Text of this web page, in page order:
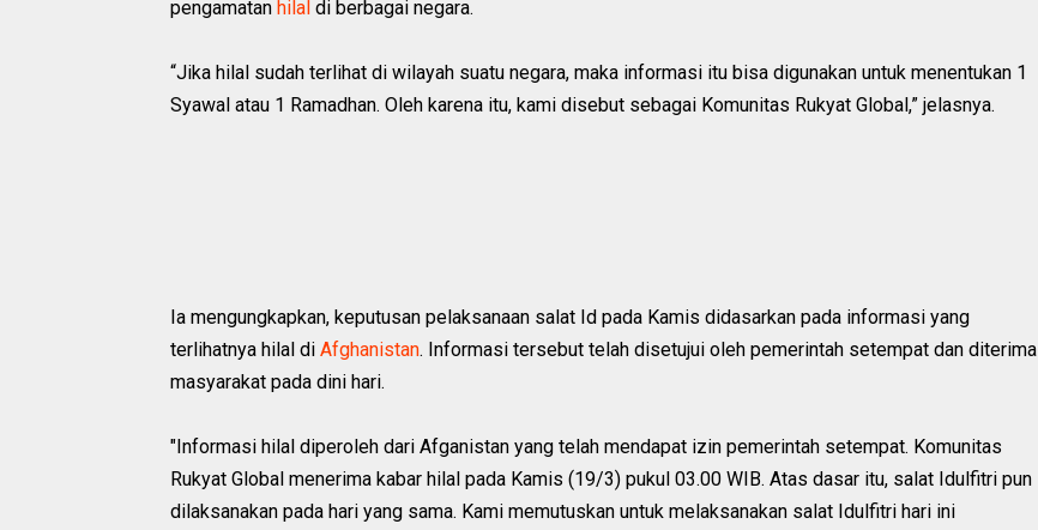
pengamatan hilal di berbagai negara.
“Jika hilal sudah terlihat di wilayah suatu negara, maka informasi itu bisa digunakan untuk menentukan 1
Syawal atau 1 Ramadhan. Oleh karena itu, kami disebut sebagai Komunitas Rukyat Global,” jelasnya.
Ia mengungkapkan, keputusan pelaksanaan salat Id pada Kamis didasarkan pada informasi yang
terlihatnya hilal di Afghanistan. Informasi tersebut telah disetujui oleh pemerintah setempat dan diterima
masyarakat pada dini hari.
"Informasi hilal diperoleh dari Afganistan yang telah mendapat izin pemerintah setempat. Komunitas
Rukyat Global menerima kabar hilal pada Kamis (19/3) pukul 03.00 WIB. Atas dasar itu, salat Idulfitri pun
dilaksanakan pada hari yang sama. Kami memutuskan untuk melaksanakan salat Idulfitri hari ini